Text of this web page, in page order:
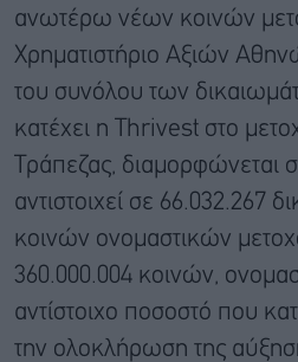
ανωτέρω νέων κοινών
Χρηματιστήριο Αξιών
του συνόλου των
κατέχει η Thrivest στο
Τράπεζας, διαμορφώνεται
αντιστοιχεί σε 66.032.267
κοινών ονομαστικών
360.000.004 κοινών,
αντίστοιχο ποσοστό που
την ολοκλήρωση της